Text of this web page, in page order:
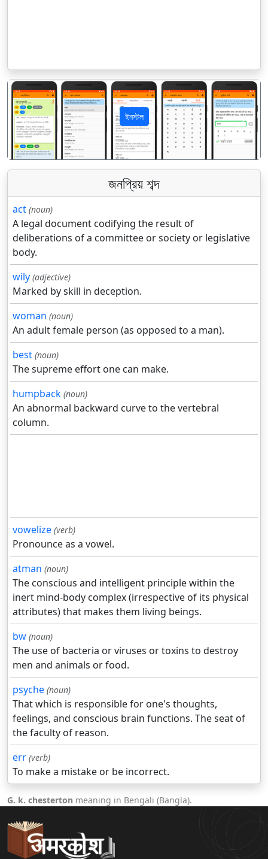
ইনস্টল
पिछला अगला
জনপ্রিয় শব্দ
act (noun)
A legal document codifying the result of
deliberations of a committee or society or legislative
body.
wily (adjective)
Marked by skill in deception.
woman (noun)
An adult female person (as opposed to a man).
best (noun)
The supreme effort one can make.
humpback (noun)
An abnormal backward curve to the vertebral
column.
vowelize (verb)
Pronounce as a vowel.
atman (noun)
The conscious and intelligent principle within the
inert mind-body complex (irrespective of its physical
attributes) that makes them living beings.
bw (noun)
The use of bacteria or viruses or toxins to destroy
men and animals or food.
psyche (noun)
That which is responsible for one's thoughts,
feelings, and conscious brain functions. The seat of
the faculty of reason.
err (verb)
To make a mistake or be incorrect.
G. k. chesterton meaning in Bengali (Bangla).